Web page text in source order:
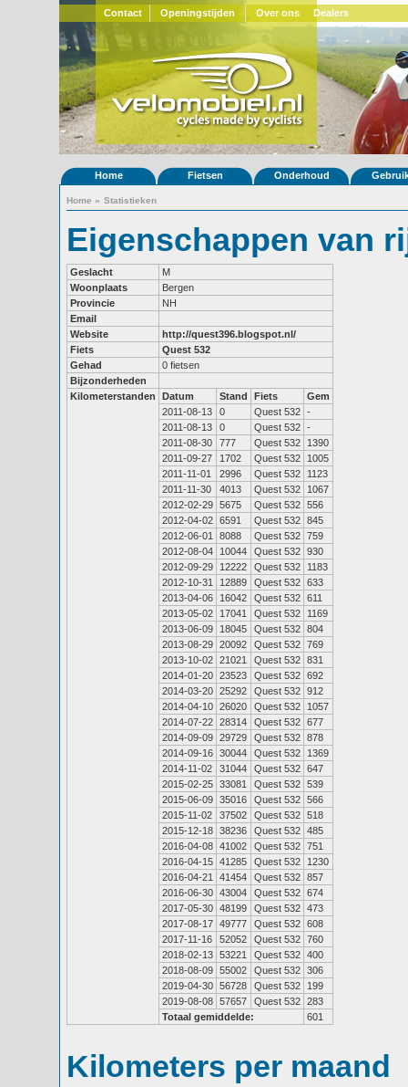
Contact Openingstijden Over ons Dealers
Home Fietsen Onderhoud
Home » Statistieken
Eigenschappen van
Geslacht
M
Woonplaats
Bergen
Provincie
NH
Email
Website
http://quest396.blogspot.nl/
Fiets
Quest 532
Gehad
0 fietsen
Bijzonderheden
Kilometerstanden
Datum Stand Fiets
Gem
2011-08-13
0 Quest 532 -
2011-08-13
0 Quest 532 -
2011-08-30
777 Quest 532
1390
2011-09-27
1702 Quest 532
1005
2011-11-01
2996 Quest 532
1123
2011-11-30
4013 Quest 532
1067
2012-02-29 5675 Quest 532 556
2012-04-02 6591 Quest 532 845
2012-06-01
8088 Quest 532 759
2012-08-04
10044 Quest 532 930
2012-09-29
12222 Quest 532
1183
2012-10-31
12889 Quest 532 633
2013-04-06
16042 Quest 532 611
2013-05-02
17041 Quest 532
1169
2013-06-09
18045 Quest 532 804
2013-08-29 20092 Quest 532 769
2013-10-02 21021 Quest 532 831
2014-01-20 23523 Quest 532 692
2014-03-20 25292 Quest 532 912
2014-04-10 26020 Quest 532
1057
2014-07-22 28314 Quest 532 677
2014-09-09 29729 Quest 532 878
2014-09-16 30044 Quest 532
1369
2014-11-02
31044 Quest 532 647
2015-02-25 33081 Quest 532 539
2015-06-09 35016 Quest 532 566
2015-11-02
37502 Quest 532 518
2015-12-18 38236 Quest 532 485
2016-04-08 41002 Quest 532 751
2016-04-15 41285 Quest 532
1230
2016-04-21
41454 Quest 532 857
2016-06-30 43004 Quest 532 674
2017-05-30 48199 Quest 532 473
2017-08-17 49777 Quest 532 608
2017-11-16
52052 Quest 532 760
2018-02-13 53221 Quest 532 400
2018-08-09 55002 Quest 532 306
2019-04-30 56728 Quest 532
199
2019-08-08 57657 Quest 532 283
Totaal gemiddelde:
601
Kilometers per maand